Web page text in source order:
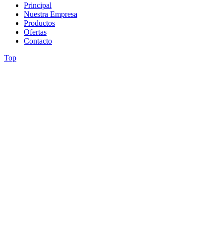
Principal
Nuestra Empresa
Productos
Ofertas
Contacto
Top